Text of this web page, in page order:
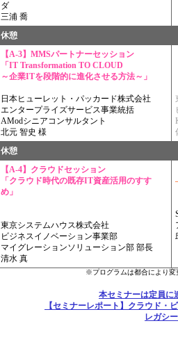
ダ
三浦 喬
休憩
【A-3】MMSパートナーセッション
「IT Transformation TO CLOUD
～企業ITを段階的に進化させる方法～」
日本ヒューレット・パッカード株式会社
エンタープライズサービス事業統括
AModシニアコンサルタント
北元 智史 様
休憩
【A-4】クラウドセッション
「クラウド時代の既存IT資産活用のすす
め」
東京システムハウス株式会社
ビジネスイノベーション事業部
マイグレーションソリューション部 部長
清水 真
※プログラムは都合により変
本セミナーは定員に
【セミナーレポート】クラウド・
レガシ